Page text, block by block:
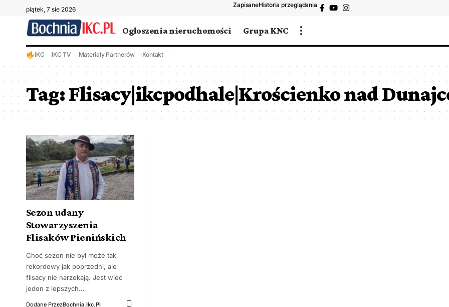
piątek, 7 sie 2026
ZapisaneHistoria przeglądania
Ogłoszenia nieruchomości Grupa KNC
IKC IKC TV Materiały Partnerów Kontakt
Tag:Flisacy|ikcpodhale|Krościenko nad
Sezon udany
Stowarzyszenia
Flisaków Pienińskich
Choć sezon nie był może tak
rekordowy jak poprzedni, ale
flisacy nie narzekają. Jest wiec
jeden z lepszych…
Dodane PrzezBochnia.ikc.pl